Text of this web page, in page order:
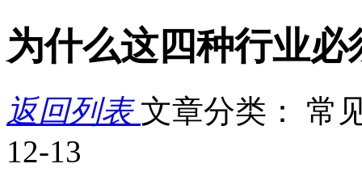
为什么这四种行业
返回列表文章分类： 常
12-13